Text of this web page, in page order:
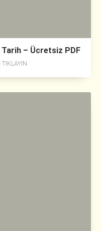
Tarih – Ücretsiz PDF